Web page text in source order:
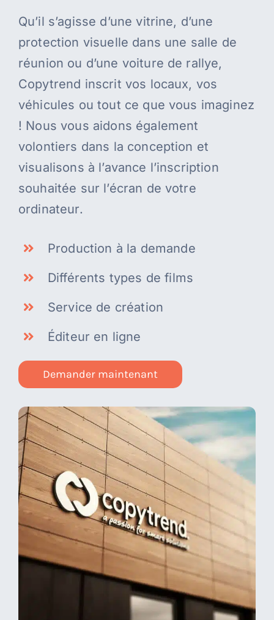
Qu’il s’agisse d’une vitrine, d’une
protection visuelle dans une salle de
réunion ou d’une voiture de rallye,
Copytrend inscrit vos locaux, vos
véhicules ou tout ce que vous imaginez
! Nous vous aidons également
volontiers dans la conception et
visualisons à l’avance l’inscription
souhaitée sur l’écran de votre
ordinateur.
Production à la demande
Différents types de films
Service de création
Éditeur en ligne
Demander maintenant